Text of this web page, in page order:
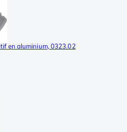
en aluminium, 0323.02